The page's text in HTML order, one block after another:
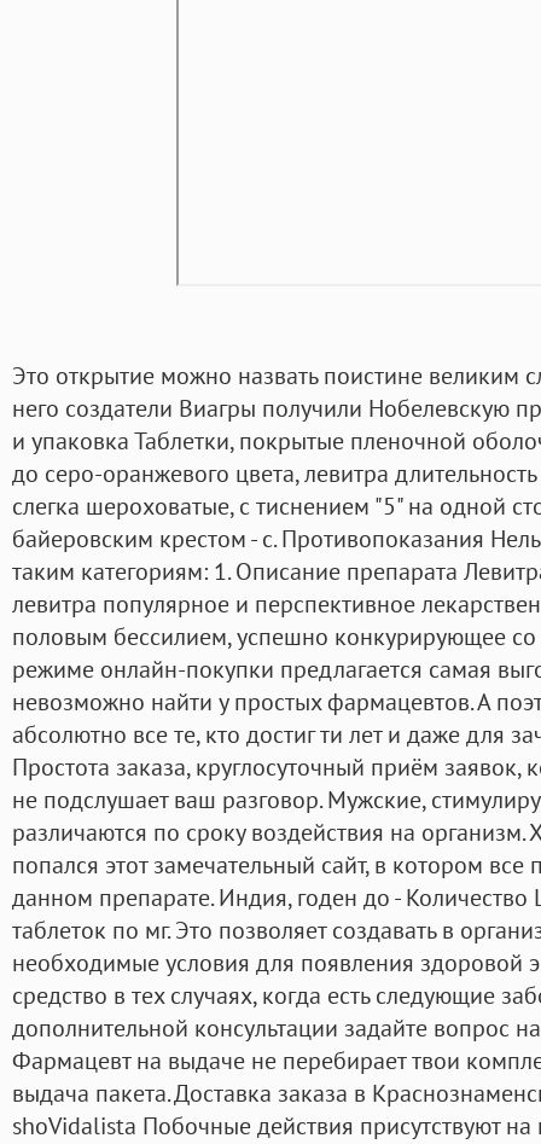
Это открытие можно назвать поистине великим
него создатели Виагры получили Нобелевскую
и упаковка Таблетки, покрытые пленочной
до серо-оранжевого цвета, левитра
слегка шероховатые, с тиснением "5" на одной
байеровским крестом - с. Противопоказания
таким категориям: 1. Описание препарата
левитра популярное и перспективное
половым бессилием, успешно конкурирующее
режиме онлайн-покупки предлагается самая
невозможно найти у простых фармацевтов. А
абсолютно все те, кто достиг ти лет и даже для
Простота заказа, круглосуточный приём заявок,
не подслушает ваш разговор. Мужские,
различаются по сроку воздействия на
попался этот замечательный сайт, в котором
данном препарате. Индия, годен до - Количество
таблеток по мг. Это позволяет создавать в
необходимые условия для появления здоровой
средство в тех случаях, когда есть следующие
дополнительной консультации задайте вопрос
Фармацевт на выдаче не перебирает твои
выдача пакета. Доставка заказа в
shoVidalista Побочные действия присутствуют